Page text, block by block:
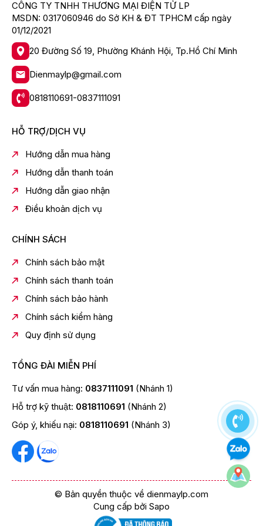
Công nghệ kháng khuẩn khử mùi
Công nghệ PureBio: được cấu tạo từ gốm Ceramic và
phủ lớp tinh thể Bạc (Ag+) nên bộ lọc này có khả năng
diệt khuẩn và khử mùi hôi thực phẩm hiệu quả. Nhờ vậy
góp phần làm cho không gian bên trong tủ lạnh luôn
được thông thoáng và bảo quản thực phẩm tốt hơn.
Ngăn đá trên - 2 cánh
411 lít - 4 - 5 người
Dung tích tổng:
Hãng không công bố
Dung tích ngăn đá:
304 lít
Thép không gỉ
Chất liệu khay ngăn lạnh:
Kính chịu lực
Chất liệu ống dẫn gas, dàn lạnh:
Ống dẫn gas bằng Đồng và Sắt - Lá tản nhiệt bằng
Nhôm
Năm ra mắt:
CÔNG TY TNHH THƯƠNG MẠI ĐIỆN TỬ LP
MSDN: 0317060946 do Sở KH & ĐT TPHCM cấp ngày
01/12/2021
20 Đường Số 19, Phường Khánh Hội, Tp.Hồ Chí Minh
Dienmaylp@gmail.com
0818110691-0837111091
HỖ TRỢ/DỊCH VỤ
Hướng dẫn mua hàng
Hướng dẫn thanh toán
Hướng dẫn giao nhận
Điều khoản dịch vụ
CHÍNH SÁCH
Chính sách bảo mật
Chính sách thanh toán
Chính sách bảo hành
Chính sách kiểm hàng
Quy định sử dụng
TỔNG ĐÀI MIỄN PHÍ
Tư vấn mua hàng: 0837111091 (Nhánh 1)
Hỗ trợ kỹ thuật: 0818110691 (Nhánh 2)
Góp ý, khiếu nại: 0818110691 (Nhánh 3)
© Bản quyền thuộc về dienmaylp.com
Cung cấp bởi Sapo